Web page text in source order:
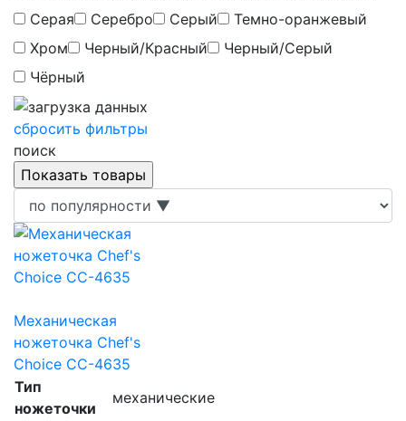
Серая
Серебро Серый
Темно-оранжевый
Хром
Черный/Красный
Черный/Серый
Чёрный
сбросить фильтры
поиск
Механическая
ножеточка Chef's
Choice CC-4635
Тип
ножеточки
механические